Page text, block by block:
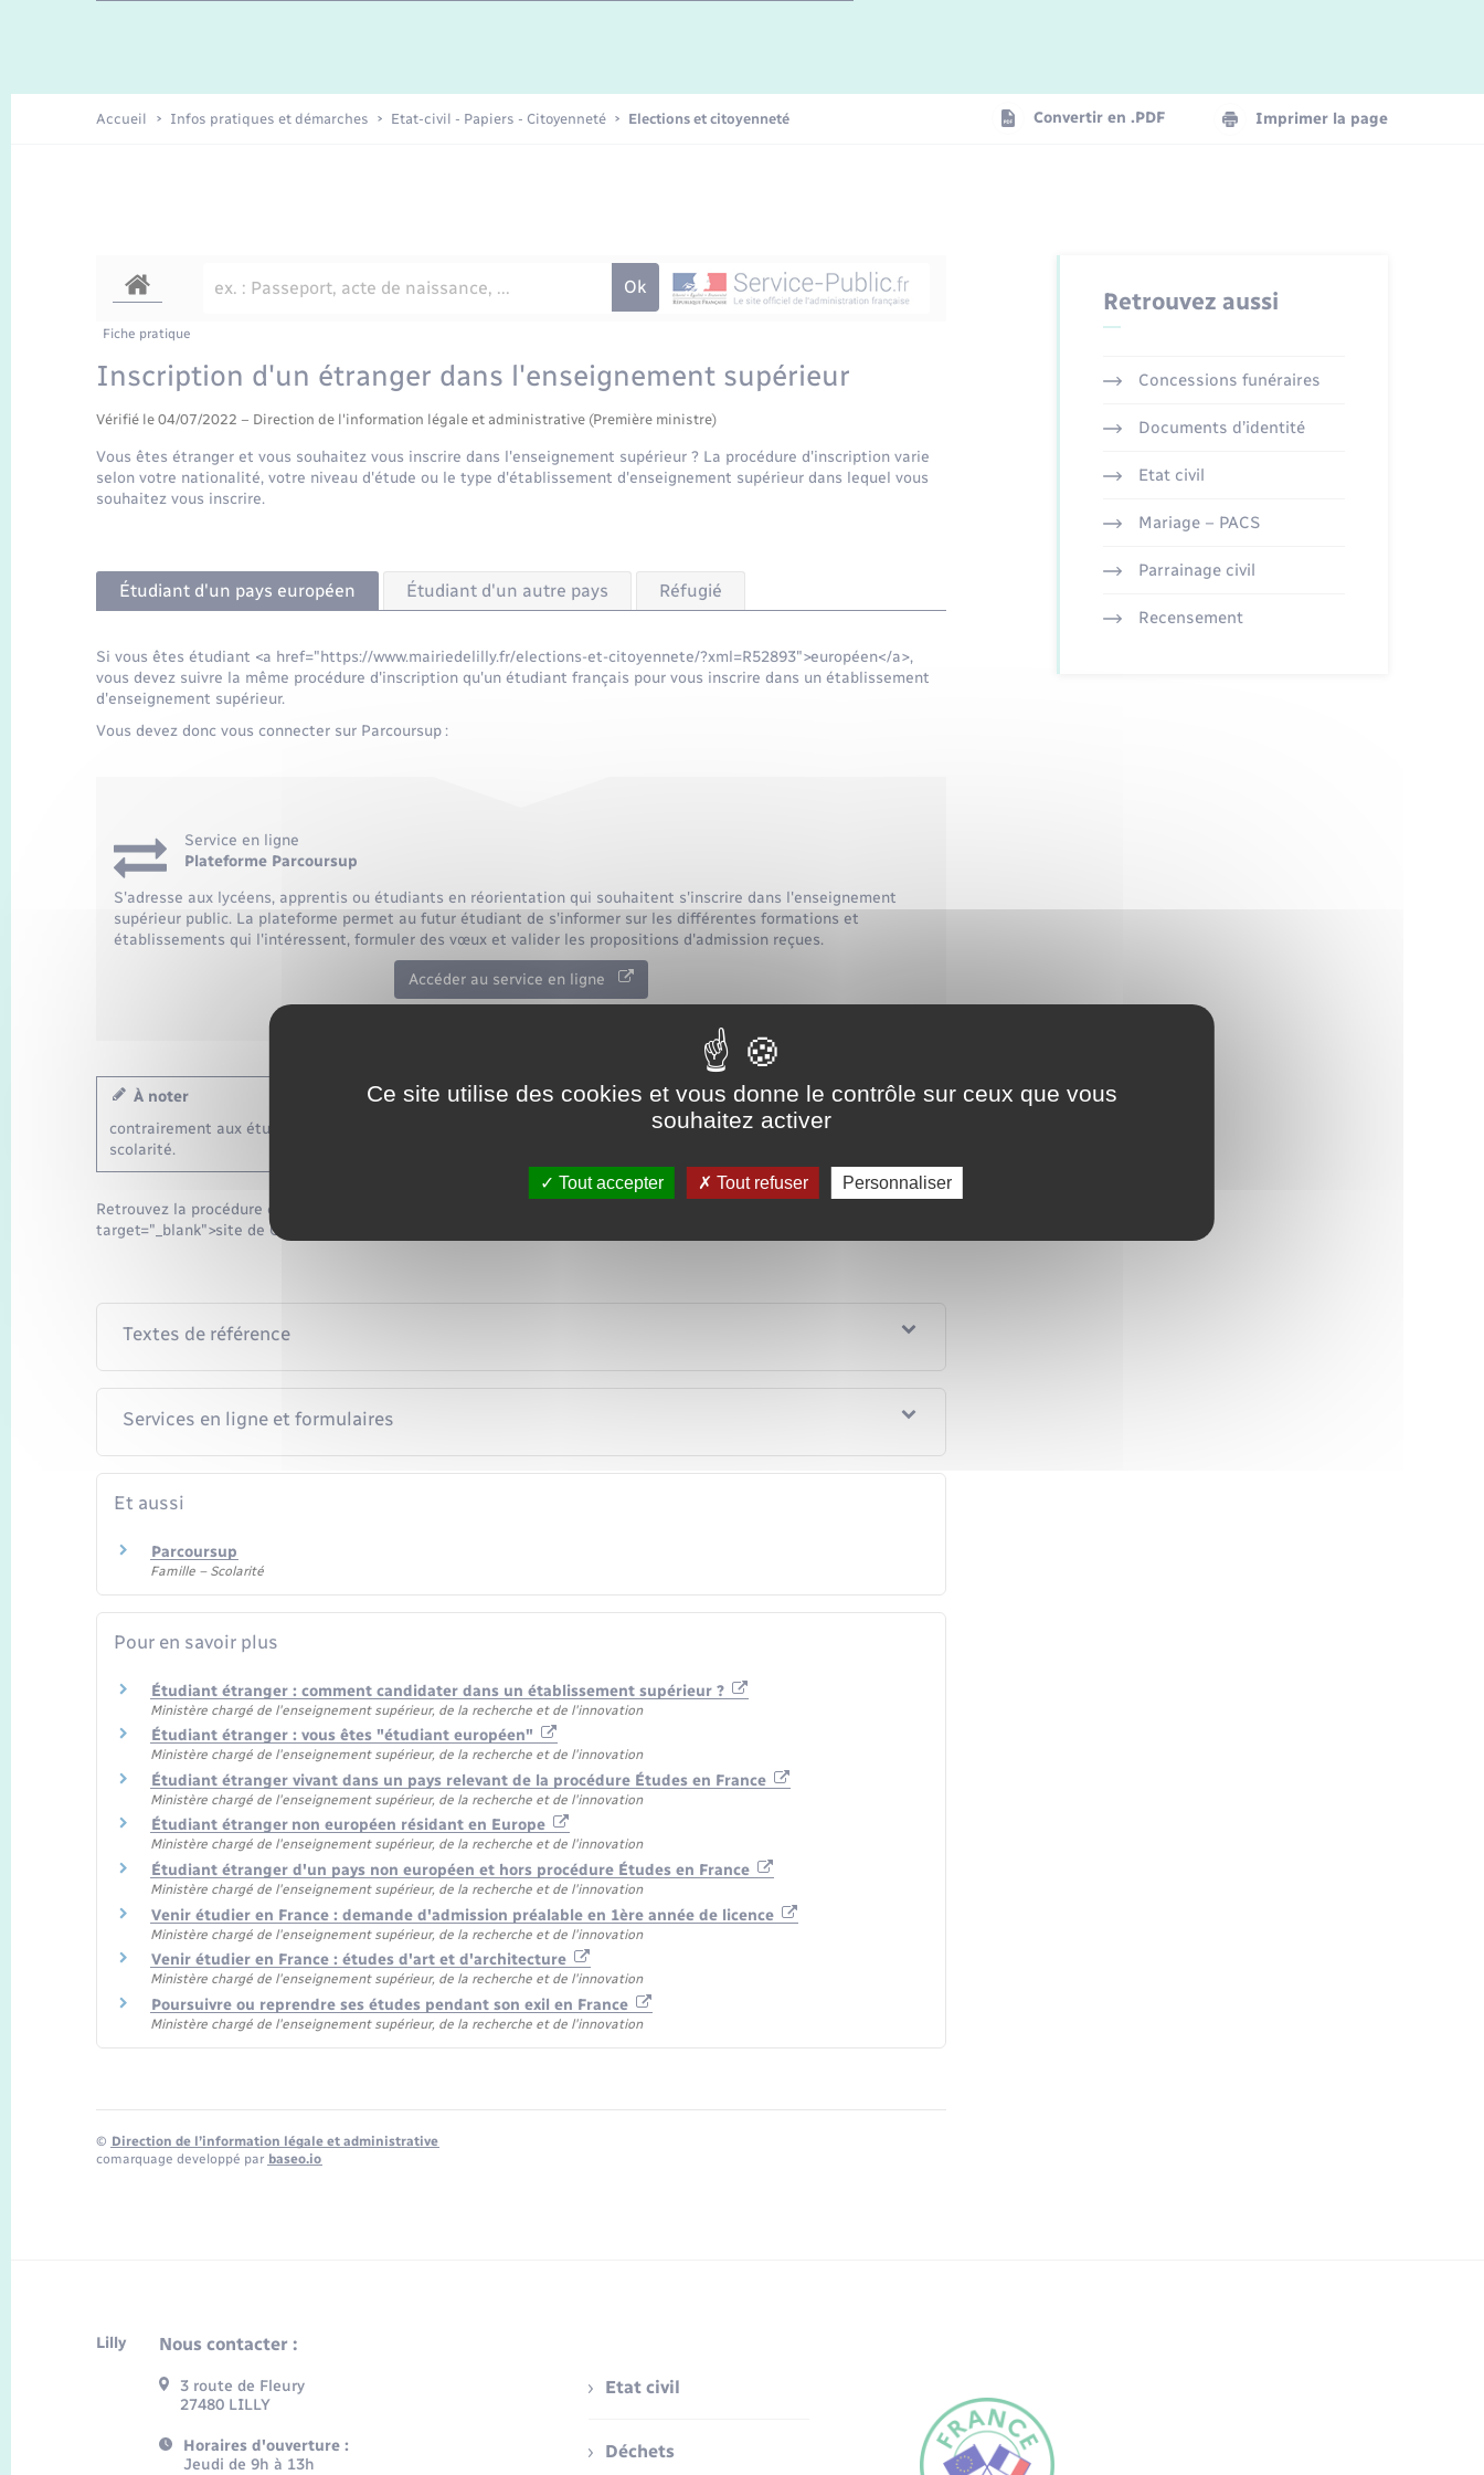
Enfants – Jeunes
Accueil Infos pratiques et démarches Etat-civil - Papiers - Citoyenneté Elections et citoyenneté Convertir en .PDF Imprimer la page
Fiche pratique
Inscription d'un étranger dans l'enseignement supérieur
Vérifié le 04/07/2022 – Direction de l'information légale et administrative (Première ministre)
Vous êtes étranger et vous souhaitez vous inscrire dans l'enseignement supérieur ? La procédure d'inscription varie
selon votre nationalité, votre niveau d'étude ou le type d'établissement d'enseignement supérieur dans lequel vous
souhaitez vous inscrire.
Étudiant d'un pays européen Étudiant d'un autre pays Réfugié
Si vous êtes étudiant <a href="https://www.mairiedelilly.fr/elections-et-citoyennete/?xml=R52893">européen</a>,
vous devez suivre la même procédure d'inscription qu'un étudiant français pour vous inscrire dans un établissement
d'enseignement supérieur.
Vous devez donc vous connecter sur Parcoursup :
Service en ligne
Plateforme Parcoursup
S'adresse aux lycéens, apprentis ou étudiants en réorientation qui souhaitent s'inscrire dans l'enseignement
supérieur public. La plateforme permet au futur étudiant de s'informer sur les différentes formations et
établissements qui l'intéressent, formuler des vœux et valider les propositions d'admission reçues.
Accéder au service en ligne
À noter
contrairement aux étudiants français, vous devez remplir les informations concernant votre profil et votre
scolarité.
Retrouvez la procédure complète sur le <a href="https://www.campusfrance.org/fr/inscription-etudiant-europeen"
target="_blank">site de Campus France</a>.
Textes de référence
Services en ligne et formulaires
Et aussi
Parcoursup
Famille – Scolarité
Pour en savoir plus
Étudiant étranger : comment candidater dans un établissement supérieur ?
Ministère chargé de l'enseignement supérieur, de la recherche et de l'innovation
Étudiant étranger : vous êtes "étudiant européen"
Ministère chargé de l'enseignement supérieur, de la recherche et de l'innovation
Étudiant étranger vivant dans un pays relevant de la procédure Études en France
Ministère chargé de l'enseignement supérieur, de la recherche et de l'innovation
Étudiant étranger non européen résidant en Europe
Ministère chargé de l'enseignement supérieur, de la recherche et de l'innovation
Étudiant étranger d'un pays non européen et hors procédure Études en France
Ministère chargé de l'enseignement supérieur, de la recherche et de l'innovation
Venir étudier en France : demande d'admission préalable en 1ère année de licence
Ministère chargé de l'enseignement supérieur, de la recherche et de l'innovation
Venir étudier en France : études d'art et d'architecture
Ministère chargé de l'enseignement supérieur, de la recherche et de l'innovation
Poursuivre ou reprendre ses études pendant son exil en France
Ministère chargé de l'enseignement supérieur, de la recherche et de l'innovation
© Direction de l’information légale et administrative
comarquage developpé par baseo.io
Retrouvez aussi
Concessions funéraires
Documents d’identité
Etat civil
Mariage – PACS
Parrainage civil
Recensement
Lilly Nous contacter :
3 route de Fleury
27480 LILLY
Horaires d'ouverture :
Jeudi de 9h à 13h
Etat civil
Déchets
Ce site utilise des cookies et vous donne le contrôle sur ceux que vous
souhaitez activer
Tout accepter Tout refuser Personnaliser